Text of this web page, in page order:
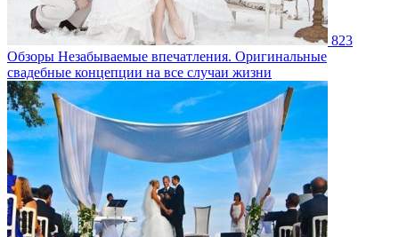
823
Обзоры Незабываемые впечатления. Оригинальные
свадебные концепции на все случаи жизни